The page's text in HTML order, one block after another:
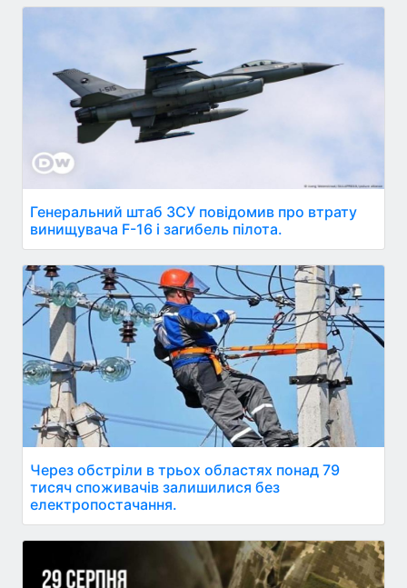
Генеральний штаб ЗСУ повідомив про втрату
винищувача F-16 і загибель пілота.
Через обстріли в трьох областях понад 79
тисяч споживачів залишилися без
електропостачання.